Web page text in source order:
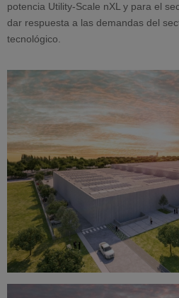
potencia Utility-Scale nXL y para el
dar respuesta a las demandas del
tecnológico.